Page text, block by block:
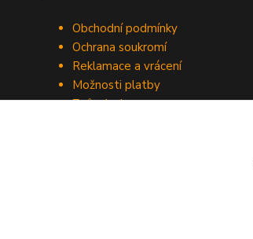
Obchodní podmínky
Ochrana soukromí
Reklamace a vrácení
Možnosti platby
Způsob dopravy